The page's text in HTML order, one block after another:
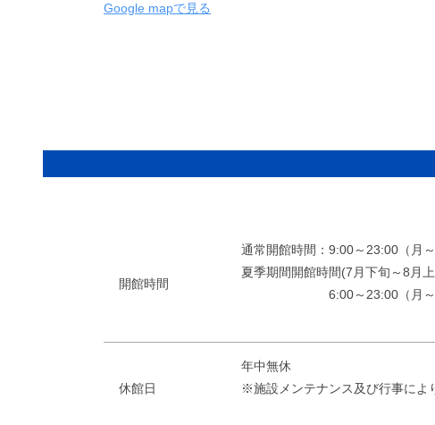
Google mapで見る
開館時間
通常開館時間：9:00～23:00（月
夏季期間開館時間(7月下旬～8月上
6:00～23:00（月～金）
休館日
年中無休
※施設メンテナンス及び行事によ